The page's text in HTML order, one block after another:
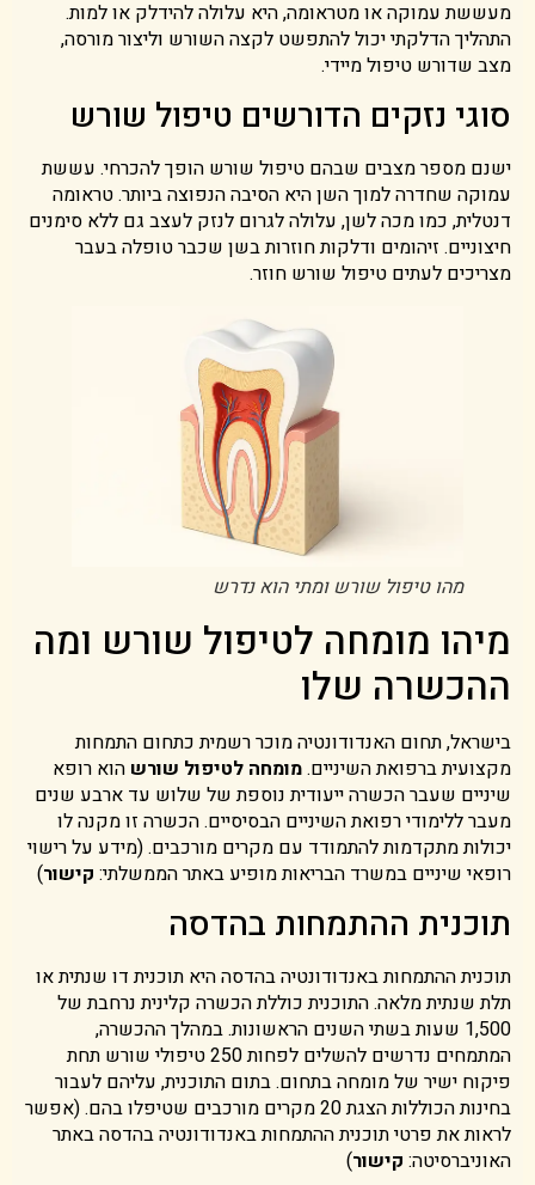
מעששת עמוקה או מטראומה, היא עלולה להידלק או למות.
התהליך הדלקתי יכול להתפשט לקצה השורש וליצור מורסה,
מצב שדורש טיפול מיידי.
סוגי נזקים הדורשים טיפול שורש
ישנם מספר מצבים שבהם טיפול שורש הופך להכרחי. עששת
עמוקה שחדרה למוך השן היא הסיבה הנפוצה ביותר. טראומה
דנטלית, כמו מכה לשן, עלולה לגרום לנזק לעצב גם ללא סימנים
חיצוניים. זיהומים ודלקות חוזרות בשן שכבר טופלה בעבר
מצריכים לעתים טיפול שורש חוזר.
מהו טיפול שורש ומתי הוא נדרש
מיהו מומחה לטיפול שורש ומה
ההכשרה שלו
בישראל, תחום האנדודונטיה מוכר רשמית כתחום התמחות
מקצועית ברפואת השיניים.מומחה לטיפול שורש הוא רופא
שיניים שעבר הכשרה ייעודית נוספת של שלוש עד ארבע שנים
מעבר ללימודי רפואת השיניים הבסיסיים. הכשרה זו מקנה לו
יכולות מתקדמות להתמודד עם מקרים מורכבים. (מידע על רישוי
רופאי שיניים במשרד הבריאות מופיע באתר הממשלתי: קישור)
תוכנית ההתמחות בהדסה
תוכנית ההתמחות באנדודונטיה בהדסה היא תוכנית דו שנתית או
תלת שנתית מלאה. התוכנית כוללת הכשרה קלינית נרחבת של
1,500 שעות בשתי השנים הראשונות. במהלך ההכשרה,
המתמחים נדרשים להשלים לפחות 250 טיפולי שורש תחת
פיקוח ישיר של מומחה בתחום. בתום התוכנית, עליהם לעבור
בחינות הכוללות הצגת 20 מקרים מורכבים שטיפלו בהם. (אפשר
לראות את פרטי תוכנית ההתמחות באנדודונטיה בהדסה באתר
האוניברסיטה: קישור)